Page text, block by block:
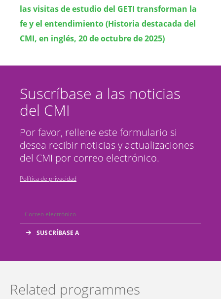
las visitas de estudio del GETI transforman la
fe y el entendimiento (Historia destacada del
CMI, en inglés, 20 de octubre de 2025)
Suscríbase a las noticias
del CMI
Por favor, rellene este formulario si
desea recibir noticias y actualizaciones
del CMI por correo electrónico.
Política de privacidad
Related programmes